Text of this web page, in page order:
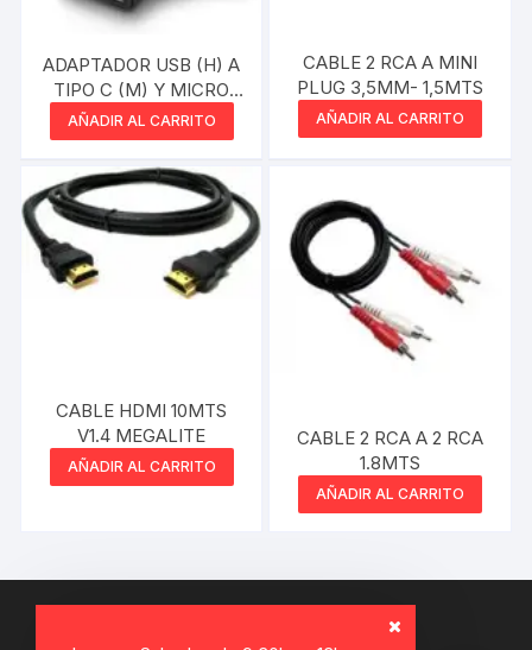
ADAPTADOR USB (H) A
TIPO C (M) Y MICRO
USB (M)
AÑADIR AL CARRITO
CABLE 2 RCA A MINI
PLUG 3,5MM- 1,5MTS
AÑADIR AL CARRITO
CABLE HDMI 10MTS
V1.4 MEGALITE
AÑADIR AL CARRITO
CABLE 2 RCA A 2 RCA
1.8MTS
AÑADIR AL CARRITO